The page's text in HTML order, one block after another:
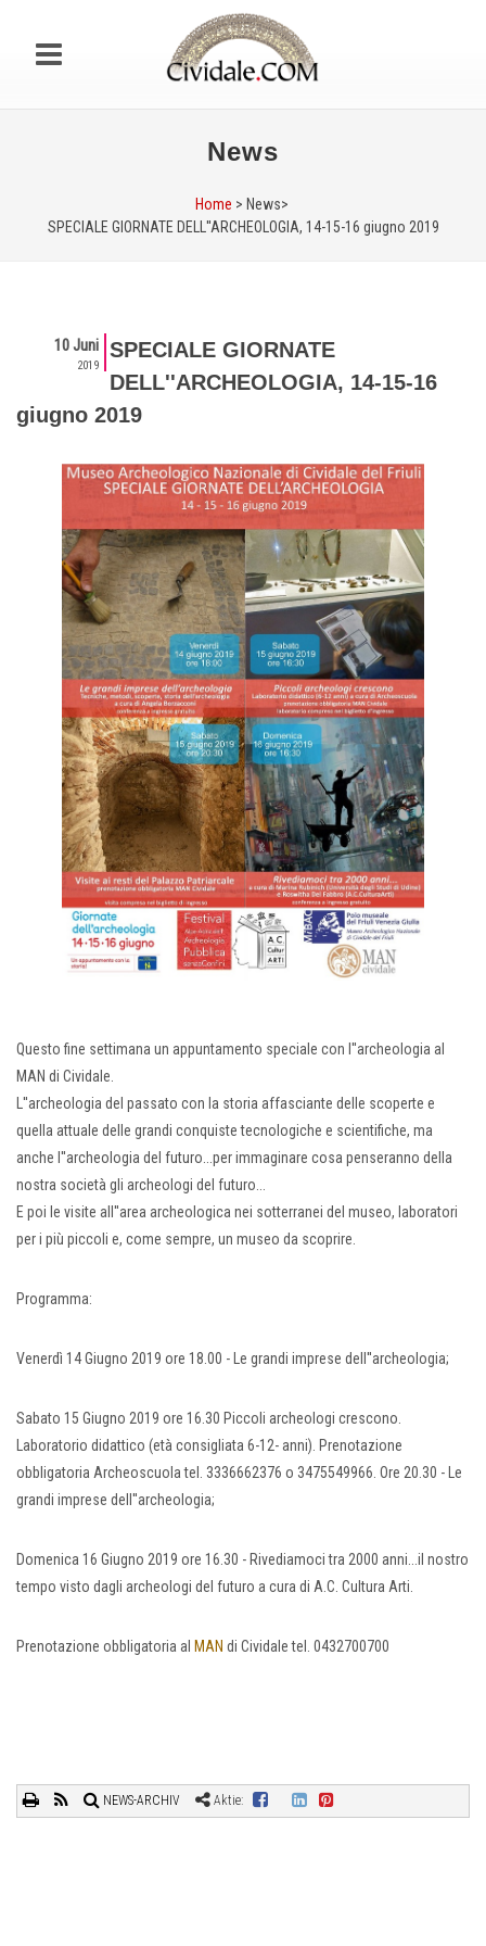
News
Home > News>
SPECIALE GIORNATE DELL''ARCHEOLOGIA, 14-15-16 giugno 2019
10 Juni
2019
SPECIALE GIORNATE
DELL''ARCHEOLOGIA, 14-15-16
giugno 2019
Questo fine settimana un appuntamento speciale con l''archeologia al
MAN di Cividale.
L''archeologia del passato con la storia affasciante delle scoperte e
quella attuale delle grandi conquiste tecnologiche e scientifiche, ma
anche l''archeologia del futuro...per immaginare cosa penseranno della
nostra società gli archeologi del futuro...
E poi le visite all''area archeologica nei sotterranei del museo, laboratori
per i più piccoli e, come sempre, un museo da scoprire.
Programma:
Venerdì 14 Giugno 2019 ore 18.00 - Le grandi imprese dell''archeologia;
Sabato 15 Giugno 2019 ore 16.30 Piccoli archeologi crescono.
Laboratorio didattico (età consigliata 6-12- anni). Prenotazione
obbligatoria Archeoscuola tel. 3336662376 o 3475549966. Ore 20.30 - Le
grandi imprese dell''archeologia;
Domenica 16 Giugno 2019 ore 16.30 - Rivediamoci tra 2000 anni...il nostro
tempo visto dagli archeologi del futuro a cura di A.C. Cultura Arti.
Prenotazione obbligatoria al MAN di Cividale tel. 0432700700
NEWS-ARCHIV Aktie: